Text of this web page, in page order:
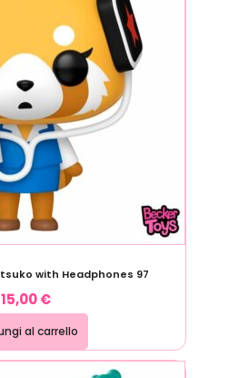
with Headphones 97
15,00€
al carrello